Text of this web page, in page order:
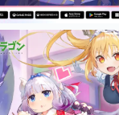
プ
ている記事ランキング